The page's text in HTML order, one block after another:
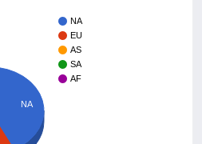
NA
EU
AS
SA
AF
NA